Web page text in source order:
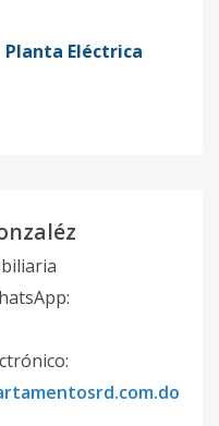
Planta Eléctrica